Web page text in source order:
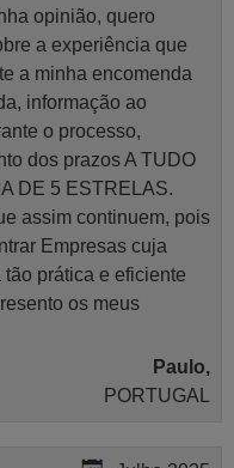
opinião, quero
a experiência que
a minha encomenda
informação ao
o processo,
dos prazos A TUDO
DE 5 ESTRELAS.
assim continuem, pois
Empresas cuja
prática e eficiente
os meus
Paulo,
PORTUGAL